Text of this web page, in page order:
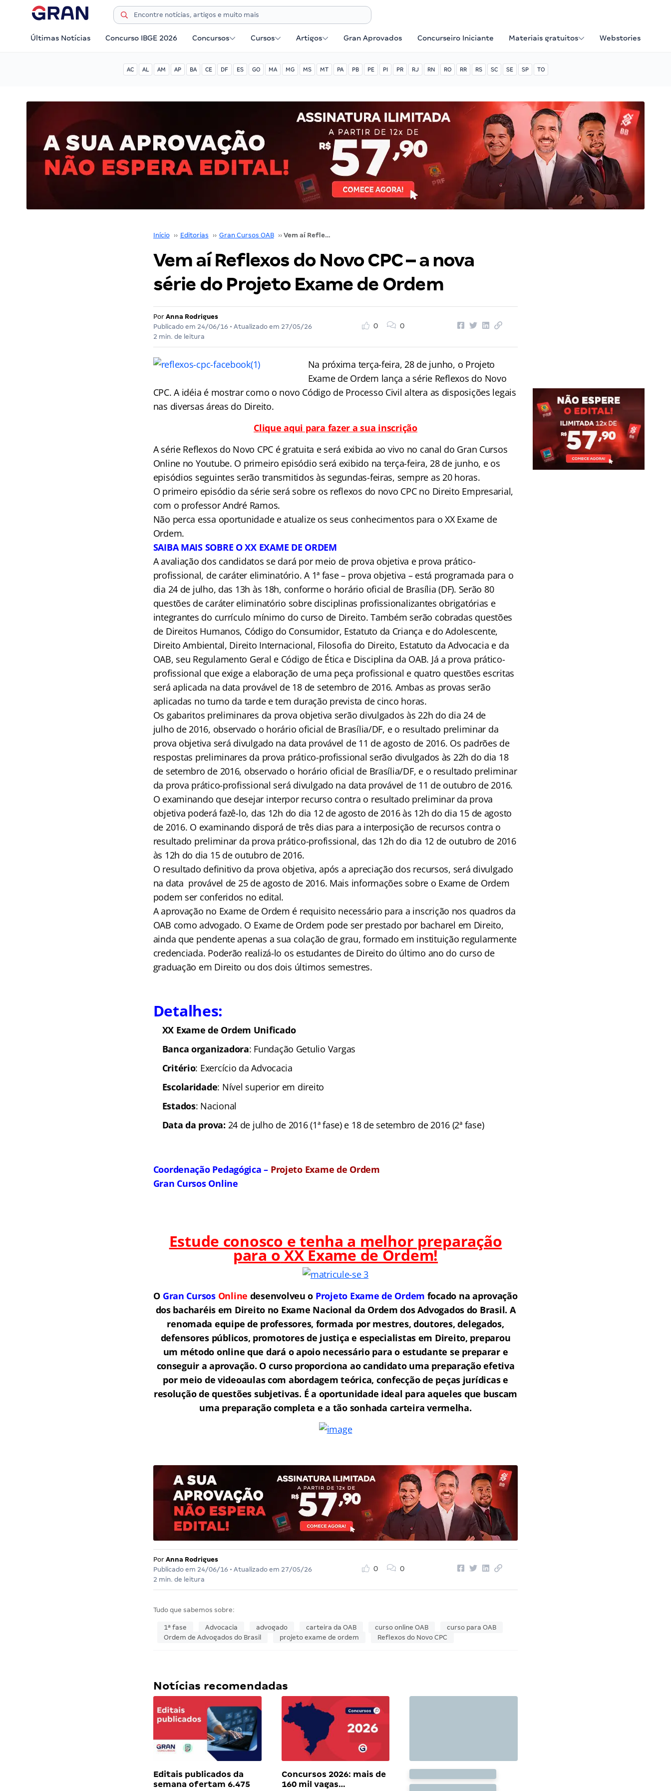
Últimas Notícias Concurso IBGE 2026 Concursos Cursos Artigos Gran Aprovados Concurseiro Iniciante Materiais gratuitos Webstories
AC AL AM AP BA CE DF ES GO MA MG MS MT PA PB PE PI PR RJ RN RO RR RS SC SE SP TO
Início ›› Editorias ›› Gran Cursos OAB ›› Vem aí Reflexos do Novo CPC – a nova série do Projeto Exame de Ordem
Vem aí Reflexos do Novo CPC – a nova
série do Projeto Exame de Ordem
Por Anna Rodrigues
Publicado em 24/06/16 • Atualizado em 27/05/26
2 min. de leitura
0 0
Na próxima terça-feira, 28 de junho, o Projeto
Exame de Ordem lança a série Reflexos do Novo
CPC. A idéia é mostrar como o novo Código de Processo Civil altera as disposições legais
nas diversas áreas do Direito.
Clique aqui para fazer a sua inscrição
A série Reflexos do Novo CPC é gratuita e será exibida ao vivo no canal do Gran Cursos
Online no Youtube. O primeiro episódio será exibido na terça-feira, 28 de junho, e os
episódios seguintes serão transmitidos às segundas-feiras, sempre as 20 horas.
O primeiro episódio da série será sobre os reflexos do novo CPC no Direito Empresarial,
com o professor André Ramos.
Não perca essa oportunidade e atualize os seus conhecimentos para o XX Exame de
Ordem.
SAIBA MAIS SOBRE O XX EXAME DE ORDEM
A avaliação dos candidatos se dará por meio de prova objetiva e prova prático-
profissional, de caráter eliminatório. A 1ª fase – prova objetiva – está programada para o
dia 24 de julho, das 13h às 18h, conforme o horário oficial de Brasília (DF). Serão 80
questões de caráter eliminatório sobre disciplinas profissionalizantes obrigatórias e
integrantes do currículo mínimo do curso de Direito. Também serão cobradas questões
de Direitos Humanos, Código do Consumidor, Estatuto da Criança e do Adolescente,
Direito Ambiental, Direito Internacional, Filosofia do Direito, Estatuto da Advocacia e da
OAB, seu Regulamento Geral e Código de Ética e Disciplina da OAB. Já a prova prático-
profissional que exige a elaboração de uma peça profissional e quatro questões escritas
será aplicada na data provável de 18 de setembro de 2016. Ambas as provas serão
aplicadas no turno da tarde e tem duração prevista de cinco horas.
Os gabaritos preliminares da prova objetiva serão divulgados às 22h do dia 24 de
julho de 2016, observado o horário oficial de Brasília/DF, e o resultado preliminar da
prova objetiva será divulgado na data provável de 11 de agosto de 2016. Os padrões de
respostas preliminares da prova prático-profissional serão divulgados às 22h do dia 18
de setembro de 2016, observado o horário oficial de Brasília/DF, e o resultado preliminar
da prova prático-profissional será divulgado na data provável de 11 de outubro de 2016.
O examinando que desejar interpor recurso contra o resultado preliminar da prova
objetiva poderá fazê-lo, das 12h do dia 12 de agosto de 2016 às 12h do dia 15 de agosto
de 2016. O examinando disporá de três dias para a interposição de recursos contra o
resultado preliminar da prova prático-profissional, das 12h do dia 12 de outubro de 2016
às 12h do dia 15 de outubro de 2016.
O resultado definitivo da prova objetiva, após a apreciação dos recursos, será divulgado
na data provável de 25 de agosto de 2016. Mais informações sobre o Exame de Ordem
podem ser conferidos no edital.
A aprovação no Exame de Ordem é requisito necessário para a inscrição nos quadros da
OAB como advogado. O Exame de Ordem pode ser prestado por bacharel em Direito,
ainda que pendente apenas a sua colação de grau, formado em instituição regularmente
credenciada. Poderão realizá-lo os estudantes de Direito do último ano do curso de
graduação em Direito ou dos dois últimos semestres.
Detalhes:
XX Exame de Ordem Unificado
Banca organizadora: Fundação Getulio Vargas
Critério: Exercício da Advocacia
Escolaridade: Nível superior em direito
Estados: Nacional
Data da prova: 24 de julho de 2016 (1ª fase) e 18 de setembro de 2016 (2ª fase)
Coordenação Pedagógica – Projeto Exame de Ordem
Gran Cursos Online
Estude conosco e tenha a melhor preparação
para oXX Exame de Ordem!
O Gran Cursos Online desenvolveu o Projeto Exame de Ordem focado na aprovação
dos bacharéis em Direito no Exame Nacional da Ordem dos Advogados do Brasil. A
renomada equipe de professores, formada por mestres, doutores, delegados,
defensores públicos, promotores de justiça e especialistas em Direito, preparou
um método online que dará o apoio necessário para o estudante se preparar e
conseguir a aprovação. O curso proporciona ao candidato uma preparação efetiva
por meio de videoaulas com abordagem teórica, confecção de peças jurídicas e
resolução de questões subjetivas. É a oportunidade ideal para aqueles que buscam
uma preparação completa e a tão sonhada carteira vermelha.
Por Anna Rodrigues
Publicado em 24/06/16 • Atualizado em 27/05/26
2 min. de leitura
0 0
Tudo que sabemos sobre:
1ª fase Advocacia advogado carteira da OAB curso online OAB
curso para OAB
Ordem de Advogados do Brasil
projeto exame de ordem Reflexos do Novo CPC
Notícias recomendadas
Editais publicados da
semana ofertam 6.475
Concursos 2026: mais de
160 mil vagas…